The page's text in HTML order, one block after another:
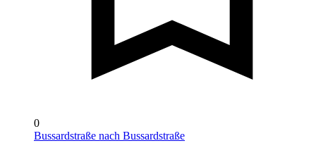
0
Bussardstraße nach Bussardstraße